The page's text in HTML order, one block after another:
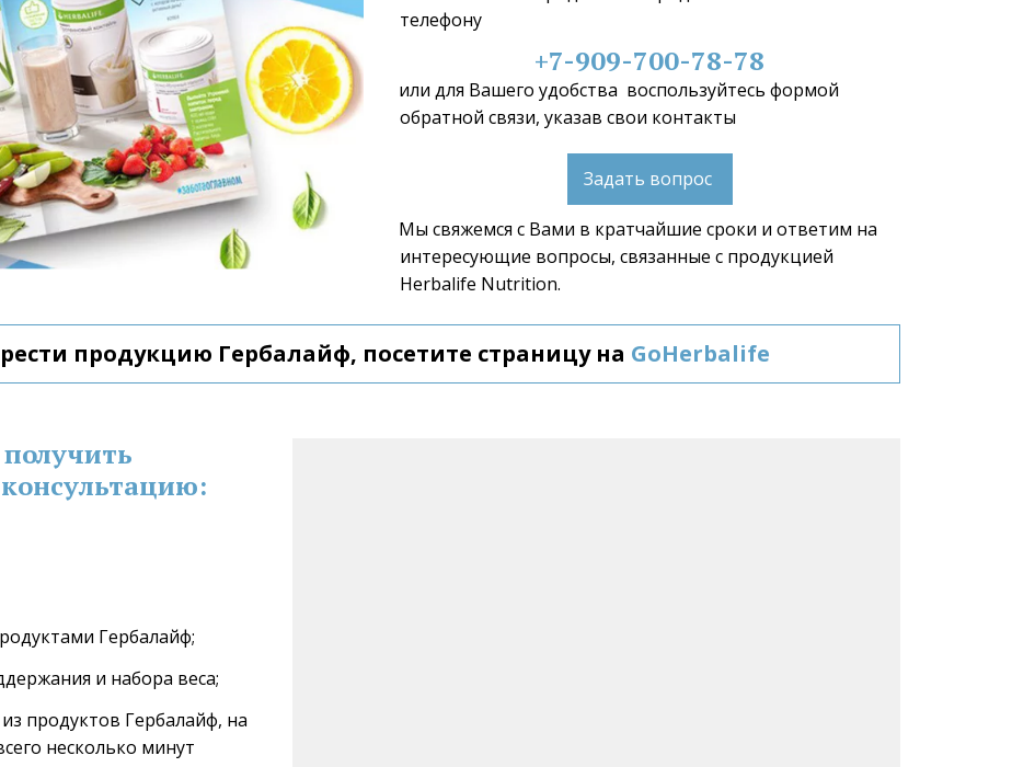
телефону
+7-909-700-78-78
или для Вашего удобства  воспользуйтесь формой
обратной связи, указав свои контакты
Задать вопрос
Мы свяжемся с Вами в кратчайшие сроки и ответим на
интересующие вопросы, связанные с продукцией
Herbalife Nutrition.
продукцию Гербалайф, посетите страницу на GoHerbalife
Гербалайф;
и набора веса;
из продуктов Гербалайф, на
несколько минут